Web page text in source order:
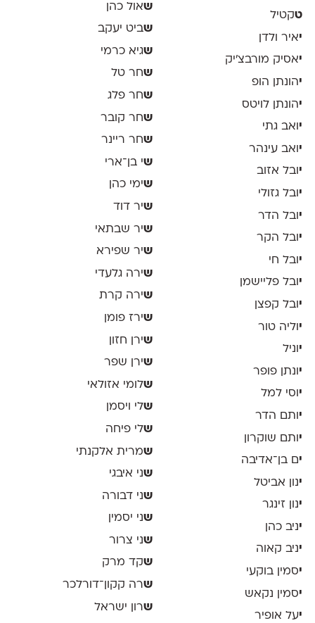
טקטיל
יאיר ולדן
יאסיק מורבצ'יק
יהונתן הופ
יהונתן לויטס
יואב גתי
י ואב עינהר
יובל אזוב
י ובל גזולי
יובל הדר
י ובל הקר
י ובל חי
יובל פליישמן
י ובל קפצן
יוליה טור
י וניל
י ונתן פופר
יוסי למל
י ותם הדר
יותם שוקרון
ים בן־אדיבה
ינון אביטל
ינון זינגר
יניב כהן
יניב קאוה
יסמין בוקעי
יסמין נקאש
יעל אופיר
שאול כהן
שביט יעקב
שגיא כרמי
שחר טל
שחר פלג
שחר קובר
שחר ריינר
שי בן־ארי
שימי כהן
שיר דוד
שיר שבתאי
שיר שפירא
שירה גלעדי
שירה קרת
שירז פומן
שירן חזון
שירן שפר
שלומי אזולאי
שלי ויסמן
שלי פיחה
שמרית אלקנתי
שני איבגי
שני דבורה
שני יסמין
שני צרור
שקד מרק
שרה קקון־דורלכר
שרון ישראל